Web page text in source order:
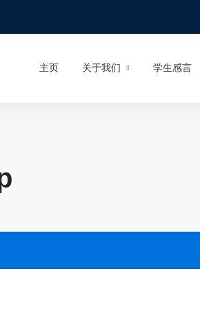
主页 关于我们 学生感言